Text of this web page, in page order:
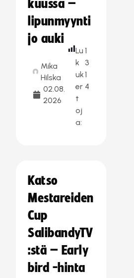
kuussa –
lipunmyynti
jo auki
Mika
Hilska
02.08.
2026
Lu
k
uk
er
t
oj
a:
1
3
1
4
Katso
Mestareiden
Cup
SalibandyTV
:stä – Early
bird -hinta